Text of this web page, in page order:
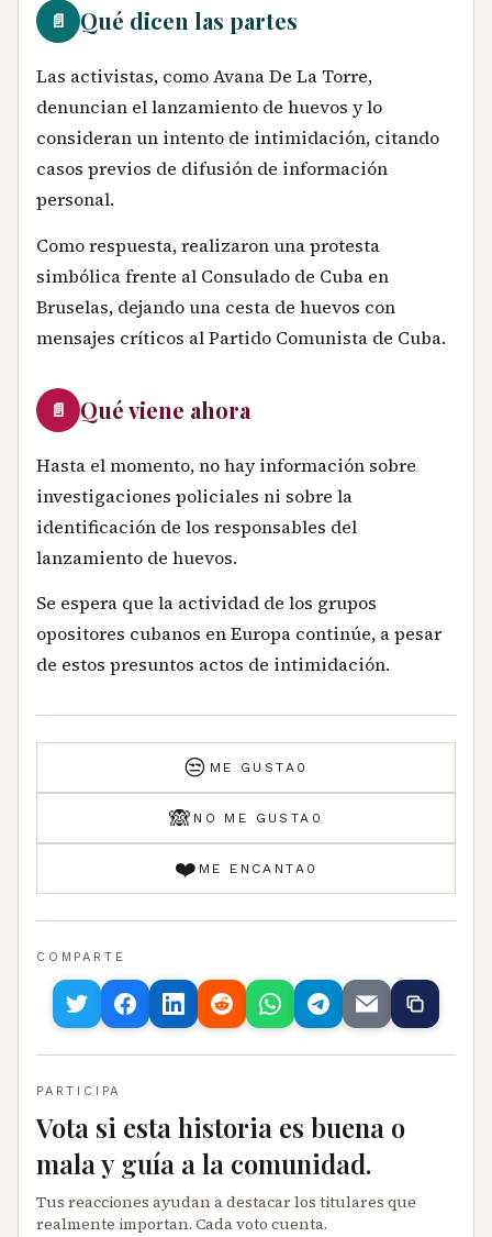
📄 Qué dicen las partes
Las activistas, como Avana De La Torre,
denuncian el lanzamiento de huevos y lo
consideran un intento de intimidación, citando
casos previos de difusión de información
personal.
Como respuesta, realizaron una protesta
simbólica frente al Consulado de Cuba en
Bruselas, dejando una cesta de huevos con
mensajes críticos al Partido Comunista de Cuba.
📄 Qué viene ahora
Hasta el momento, no hay información sobre
investigaciones policiales ni sobre la
identificación de los responsables del
lanzamiento de huevos.
Se espera que la actividad de los grupos
opositores cubanos en Europa continúe, a pesar
de estos presuntos actos de intimidación.
😒 ME GUSTA 0
🙈 NO ME GUSTA 0
❤️ ME ENCANTA 0
COMPARTE
PARTICIPA
Vota si esta historia es buena o
mala y guía a la comunidad.
Tus reacciones ayudan a destacar los titulares que
realmente importan. Cada voto cuenta.